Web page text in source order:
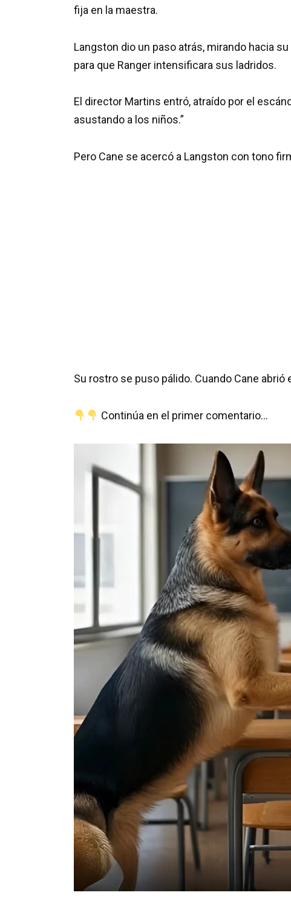
fija en la maestra.
Langston dio un paso atrás, mirando hacia
para que Ranger intensificara sus ladridos.
El director Martins entró, atraído por el
asustando a los niños.”
Pero Cane se acercó a Langston con tono
Su rostro se puso pálido. Cuando Cane abrió
Continúa en el primer comentario…